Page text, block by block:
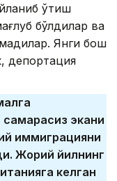
ўтиш
бўлдилар ва
Янги бош
депортация
самарасиз экани
иммиграцияни
Жорий йилнинг
келган